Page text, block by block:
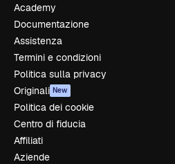
Academy
Documentazione
Assistenza
Termini e condizioni
Politica sulla privacy
Originali New
Politica dei cookie
Centro di fiducia
Affiliati
Aziende